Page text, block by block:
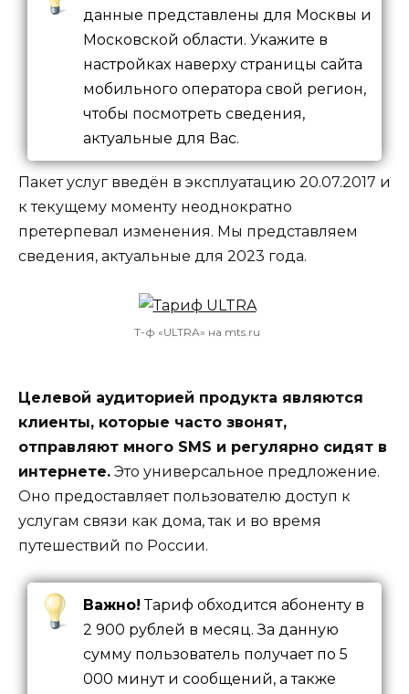
данные представлены для Москвы и
Московской области. Укажите в
настройках наверху страницы сайта
мобильного оператора свой регион,
чтобы посмотреть сведения,
актуальные для Вас.
Пакет услуг введён в эксплуатацию 20.07.2017 и
к текущему моменту неоднократно
претерпевал изменения. Мы представляем
сведения, актуальные для 2023 года.
Т-ф «ULTRA» на mts.ru
Целевой аудиторией продукта являются
клиенты, которые часто звонят,
отправляют много SMS и регулярно сидят в
интернете. Это универсальное предложение.
Оно предоставляет пользователю доступ к
услугам связи как дома, так и во время
путешествий по России.
Важно! Тариф обходится абоненту в
2 900 рублей в месяц. За данную
сумму пользователь получает по 5
000 минут и сообщений, а также